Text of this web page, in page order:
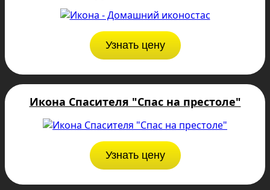
Узнать цену
Икона Спасителя "Спас на престоле"
Узнать цену